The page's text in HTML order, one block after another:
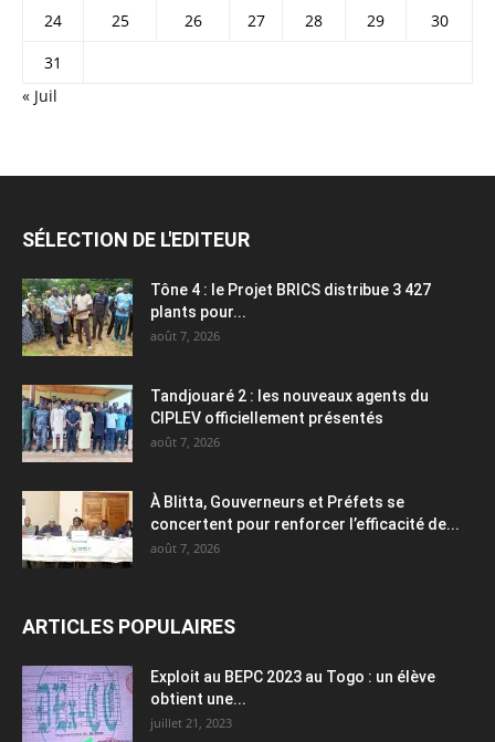
24
25 26 27 28 29
30
31
« Juil
SÉLECTION DE L'EDITEUR
Tône 4 : le Projet BRICS distribue 3 427
plants pour...
août 7, 2026
Tandjouaré 2 : les nouveaux agents du
CIPLEV officiellement présentés
août 7, 2026
À Blitta, Gouverneurs et Préfets se
concertent pour renforcer l’efficacité de...
août 7, 2026
ARTICLES POPULAIRES
Exploit au BEPC 2023 au Togo : un élève
obtient une...
juillet 21, 2023